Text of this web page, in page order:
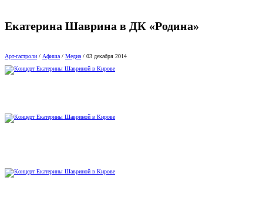
Екатерина Шаврина в ДК «Родина»
Арт-гастроли / Афиша / Медиа / 03 декабря 2014